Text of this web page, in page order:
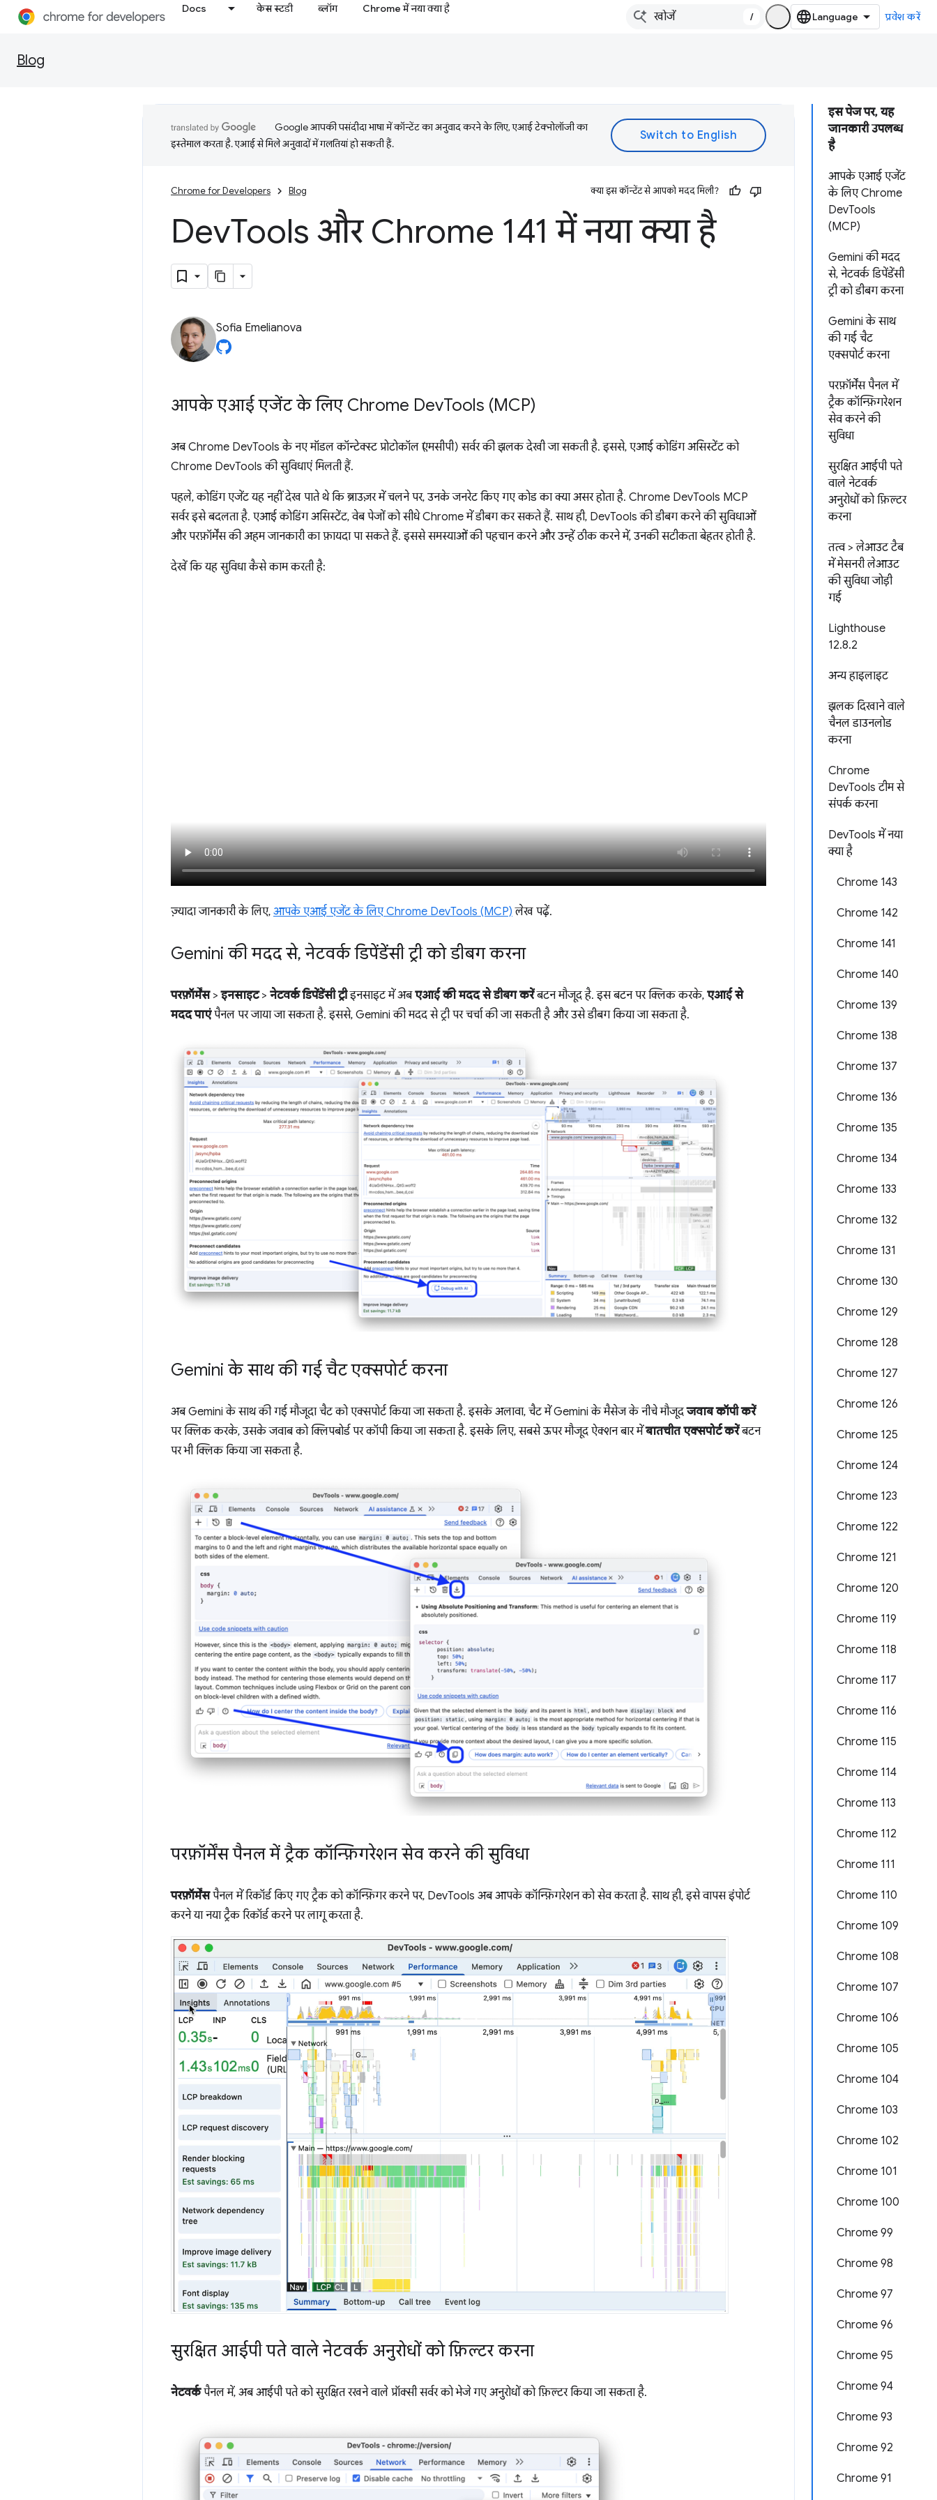
Docs केस स्टडी ब्लॉग Chrome में नया क्या है
/ प्रवेश करें
Blog
इस पेज पर, यह
जानकारी उपलब्ध
है
आपके एआई एजेंट
के लिए Chrome
DevTools
(MCP)
Gemini की मदद
से, नेटवर्क डिपेंडेंसी
ट्री को डीबग करना
Gemini के साथ
की गई चैट
एक्सपोर्ट करना
परफ़ॉर्मेंस पैनल में
ट्रैक कॉन्फ़िगरेशन
सेव करने की
सुविधा
सुरक्षित आईपी पते
वाले नेटवर्क
अनुरोधों को फ़िल्टर
करना
तत्व > लेआउट टैब
में मेसनरी लेआउट
की सुविधा जोड़ी
गई
Lighthouse
12.8.2
अन्य हाइलाइट
झलक दिखाने वाले
चैनल डाउनलोड
करना
Chrome
DevTools टीम से
संपर्क करना
DevTools में नया
क्या है
Chrome 143
Chrome 142
Chrome 141
Chrome 140
Chrome 139
Chrome 138
Chrome 137
Chrome 136
Chrome 135
Chrome 134
Chrome 133
Chrome 132
Chrome 131
Chrome 130
Chrome 129
Chrome 128
Chrome 127
Chrome 126
Chrome 125
Chrome 124
Chrome 123
Chrome 122
Chrome 121
Chrome 120
Chrome 119
Chrome 118
Chrome 117
Chrome 116
Chrome 115
Chrome 114
Chrome 113
Chrome 112
Chrome 111
Chrome 110
Chrome 109
Chrome 108
Chrome 107
Chrome 106
Chrome 105
Chrome 104
Chrome 103
Chrome 102
Chrome 101
Chrome 100
Chrome 99
Chrome 98
Chrome 97
Chrome 96
Chrome 95
Chrome 94
Chrome 93
Chrome 92
Chrome 91
Google आपकी पसंदीदा भाषा में कॉन्टेंट का अनुवाद करने के लिए, एआई टेक्नोलॉजी का
इस्तेमाल करता है. एआई से मिले अनुवादों में गलतियां हो सकती हैं.
Chrome for Developers Blog क्या इस कॉन्टेंट से आपको मदद मिली?
DevTools और Chrome 141 में नया क्या है
Sofia Emelianova
आपके एआई एजेंट के लिए Chrome DevTools (MCP)
अब Chrome DevTools के नए मॉडल कॉन्टेक्स्ट प्रोटोकॉल (एमसीपी) सर्वर की झलक देखी जा सकती है. इससे, एआई कोडिंग असिस्टेंट को
Chrome DevTools की सुविधाएं मिलती हैं.
पहले, कोडिंग एजेंट यह नहीं देख पाते थे कि ब्राउज़र में चलने पर, उनके जनरेट किए गए कोड का क्या असर होता है. Chrome DevTools MCP
सर्वर इसे बदलता है. एआई कोडिंग असिस्टेंट, वेब पेजों को सीधे Chrome में डीबग कर सकते हैं. साथ ही, DevTools की डीबग करने की सुविधाओं
और परफ़ॉर्मेंस की अहम जानकारी का फ़ायदा पा सकते हैं. इससे समस्याओं की पहचान करने और उन्हें ठीक करने में, उनकी सटीकता बेहतर होती है.
देखें कि यह सुविधा कैसे काम करती है:
ज़्यादा जानकारी के लिए, आपके एआई एजेंट के लिए Chrome DevTools (MCP) लेख पढ़ें.
Gemini की मदद से, नेटवर्क डिपेंडेंसी ट्री को डीबग करना
परफ़ॉर्मेंस>इनसाइट> नेटवर्क डिपेंडेंसी ट्रीइनसाइट में अबएआई की मदद से डीबग करेंबटन मौजूद है. इस बटन पर क्लिक करके, एआई से
मदद पाएंपैनल पर जाया जा सकता है. इससे, Gemini की मदद से ट्री पर चर्चा की जा सकती है और उसे डीबग किया जा सकता है.
Gemini के साथ की गई चैट एक्सपोर्ट करना
अब Gemini के साथ की गई मौजूदा चैट को एक्सपोर्ट किया जा सकता है. इसके अलावा, चैट में Gemini के मैसेज के नीचे मौजूदजवाब कॉपी करें
पर क्लिक करके, उसके जवाब को क्लिपबोर्ड पर कॉपी किया जा सकता है. इसके लिए, सबसे ऊपर मौजूद ऐक्शन बार मेंबातचीत एक्सपोर्ट करेंबटन
पर भी क्लिक किया जा सकता है.
परफ़ॉर्मेंस पैनल में ट्रैक कॉन्फ़िगरेशन सेव करने की सुविधा
परफ़ॉर्मेंसपैनल में रिकॉर्ड किए गए ट्रैक को कॉन्फ़िगर करने पर, DevTools अब आपके कॉन्फ़िगरेशन को सेव करता है. साथ ही, इसे वापस इंपोर्ट
करने या नया ट्रैक रिकॉर्ड करने पर लागू करता है.
सुरक्षित आईपी पते वाले नेटवर्क अनुरोधों को फ़िल्टर करना
नेटवर्कपैनल में, अब आईपी पते को सुरक्षित रखने वाले प्रॉक्सी सर्वर को भेजे गए अनुरोधों को फ़िल्टर किया जा सकता है.